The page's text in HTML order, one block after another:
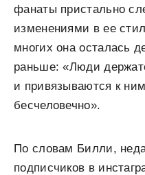
фанаты пристально
изменениями в ее
многих она осталась
раньше: «Люди
и привязываются к
бесчеловечно».
По словам Билли,
подписчиков в